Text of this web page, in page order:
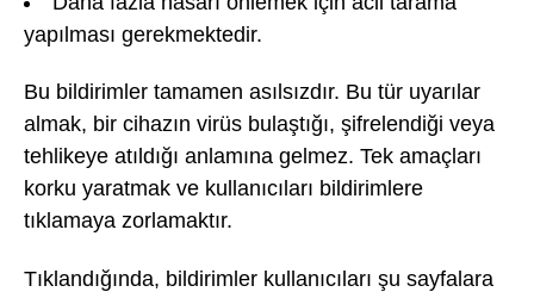
yapılması gerekmektedir.
Bu bildirimler tamamen asılsızdır. Bu tür uyarılar
almak, bir cihazın virüs bulaştığı, şifrelendiği veya
tehlikeye atıldığı anlamına gelmez. Tek amaçları
korku yaratmak ve kullanıcıları bildirimlere
tıklamaya zorlamaktır.
Tıklandığında, bildirimler kullanıcıları şu sayfalara